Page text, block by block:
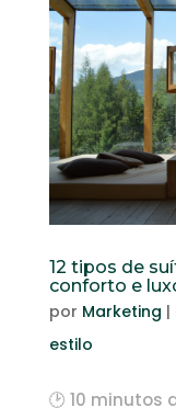
12 tipos de
conforto e
por Marketing |
estilo
🕑 10 minutos